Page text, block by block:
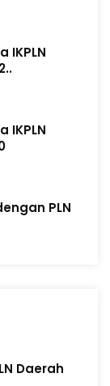
IKPLN
IKPLN
PLN
Daerah